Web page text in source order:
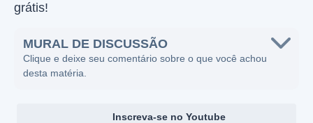
grátis!
MURAL DE DISCUSSÃO
Clique e deixe seu comentário sobre o que você achou
desta matéria.
Inscreva-se no Youtube